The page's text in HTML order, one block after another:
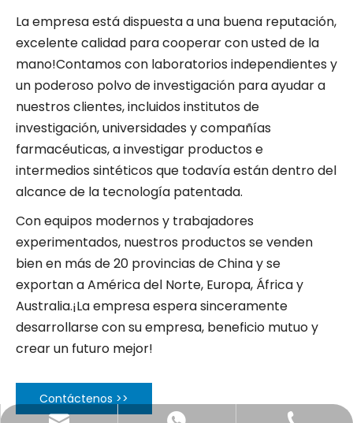
La empresa está dispuesta a una buena reputación,
excelente calidad para cooperar con usted de la
mano!Contamos con laboratorios independientes y
un poderoso polvo de investigación para ayudar a
nuestros clientes, incluidos institutos de
investigación, universidades y compañías
farmacéuticas, a investigar productos e
intermedios sintéticos que todavía están dentro del
alcance de la tecnología patentada.
Con equipos modernos y trabajadores
experimentados, nuestros productos se venden
bien en más de 20 provincias de China y se
exportan a América del Norte, Europa, África y
Australia.¡La empresa espera sinceramente
desarrollarse con su empresa, beneficio mutuo y
crear un futuro mejor!
Contáctenos >>